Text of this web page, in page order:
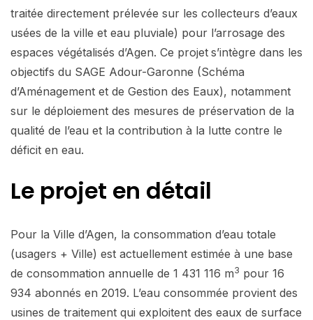
traitée directement prélevée sur les collecteurs d’eaux
usées de la ville et eau pluviale) pour l’arrosage des
espaces végétalisés d’Agen. Ce projet s’intègre dans les
objectifs du SAGE Adour-Garonne (Schéma
d’Aménagement et de Gestion des Eaux), notamment
sur le déploiement des mesures de préservation de la
qualité de l’eau et la contribution à la lutte contre le
déficit en eau.
Le projet en détail
Pour la Ville d’Agen, la consommation d’eau totale
(usagers + Ville) est actuellement estimée à une base
de consommation annuelle de 1 431 116 m3 pour 16
934 abonnés en 2019. L’eau consommée provient des
usines de traitement qui exploitent des eaux de surface